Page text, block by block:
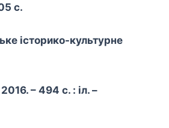
с.
історико-культурне
– 494 с. : іл. –